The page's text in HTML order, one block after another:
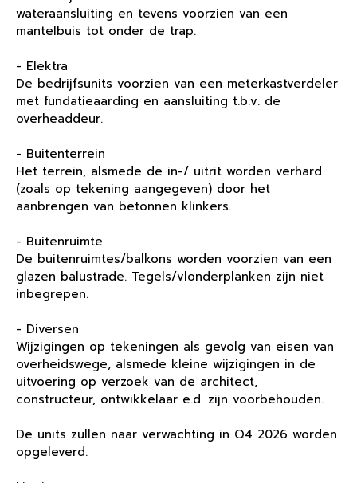
wateraansluiting en tevens voorzien van een
mantelbuis tot onder de trap.
- Elektra
De bedrijfsunits voorzien van een meterkastverdeler
met fundatieaarding en aansluiting t.b.v. de
overheaddeur.
- Buitenterrein
Het terrein, alsmede de in-/ uitrit worden verhard
(zoals op tekening aangegeven) door het
aanbrengen van betonnen klinkers.
- Buitenruimte
De buitenruimtes/balkons worden voorzien van een
glazen balustrade. Tegels/vlonderplanken zijn niet
inbegrepen.
- Diversen
Wijzigingen op tekeningen als gevolg van eisen van
overheidswege, alsmede kleine wijzigingen in de
uitvoering op verzoek van de architect,
constructeur, ontwikkelaar e.d. zijn voorbehouden.
De units zullen naar verwachting in Q4 2026 worden
opgeleverd.